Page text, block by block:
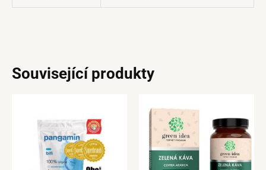
Související produkty